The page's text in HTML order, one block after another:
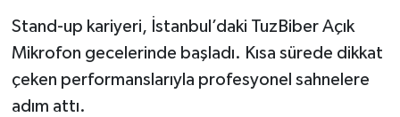
Stand-up kariyeri, İstanbul’daki TuzBiber Açık
Mikrofon gecelerinde başladı. Kısa sürede dikkat
çeken performanslarıyla profesyonel sahnelere
adım attı.